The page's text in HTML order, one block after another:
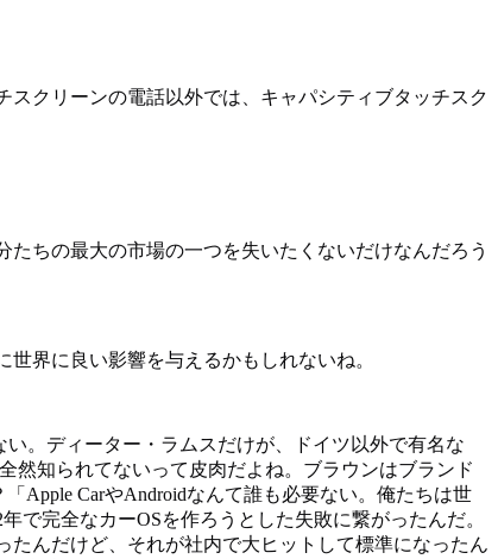
クリーンの電話以外では、キャパシティブタッチスク
ちの最大の市場の一つを失いたくないだけなんだろう
界に良い影響を与えるかもしれないね。
。ディーター・ラムスだけが、ドイツ以外で有名な
然知られてないって皮肉だよね。ブラウンはブランド
Apple CarやAndroidなんて誰も必要ない。俺たちは世
完全なカーOSを作ろうとした失敗に繋がったんだ。
んだけど、それが社内で大ヒットして標準になったん